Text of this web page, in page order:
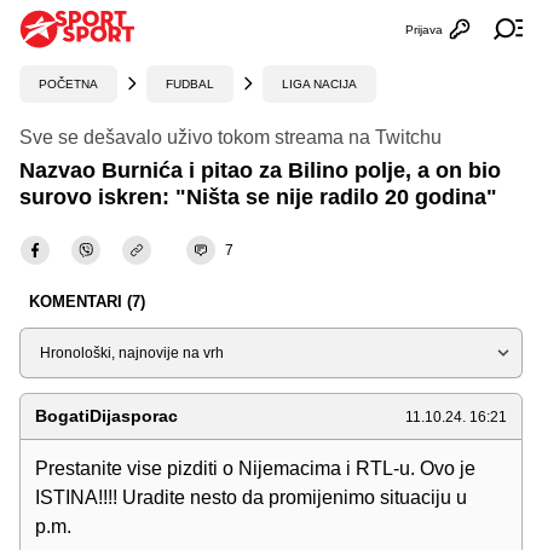
Otvori
Prijava
POČETNA FUDBAL LIGA NACIJA
Sve se dešavalo uživo tokom streama na Twitchu
Nazvao Burnića i pitao za Bilino polje, a on bio
surovo iskren: "Ništa se nije radilo 20 godina"
7
KOMENTARI (7)
Sortiraj
BogatiDijasporac 11.10.24. 16:21
Prestanite vise pizditi o Nijemacima i RTL-u. Ovo je
ISTINA!!!! Uradite nesto da promijenimo situaciju u
p.m.